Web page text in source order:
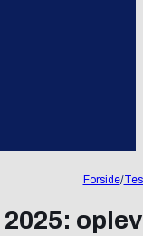
Forside/
2025: